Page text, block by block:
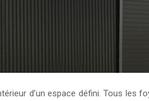
d’un espace défini. Tous les